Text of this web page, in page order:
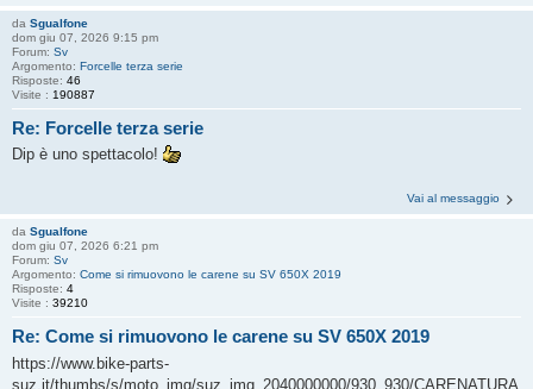
da Sgualfone
dom giu 07, 2026 9:15 pm
Forum: Sv
Argomento: Forcelle terza serie
Risposte: 46
Visite : 190887
Re: Forcelle terza serie
Dip è uno spettacolo!
Vai al messaggio
da Sgualfone
dom giu 07, 2026 6:21 pm
Forum: Sv
Argomento: Come si rimuovono le carene su SV 650X 2019
Risposte: 4
Visite : 39210
Re: Come si rimuovono le carene su SV 650X 2019
https://www.bike-parts-
suz.it/thumbs/s/moto_img/suz_img_2040000000/930_930/CARENATURA